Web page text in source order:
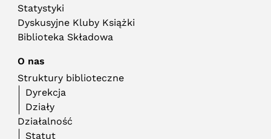
Statystyki
Dyskusyjne Kluby Książki
Biblioteka Składowa
O nas
Struktury biblioteczne
Dyrekcja
Działy
Działalność
Statut